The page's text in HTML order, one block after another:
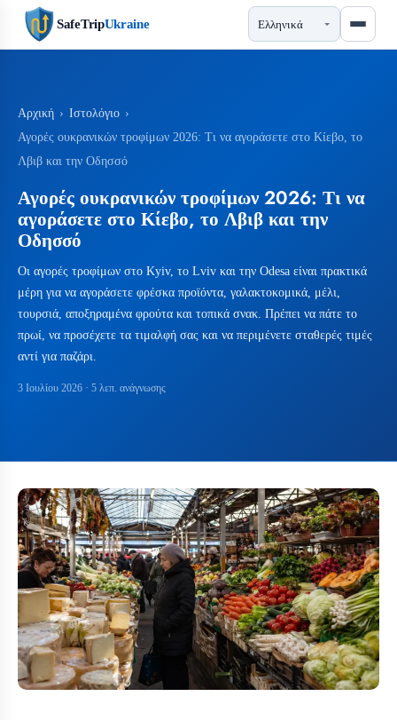
SafeTripUkraine
Αρχική › Ιστολόγιο ›
Αγορές ουκρανικών τροφίμων 2026: Τι να αγοράσετε στο Κίεβο, το
Λβιβ και την Οδησσό
Αγορές ουκρανικών τροφίμων 2026: Τι να
αγοράσετε στο Κίεβο, το Λβιβ και την
Οδησσό
Οι αγορές τροφίμων στο Kyiv, το Lviv και την Odesa είναι πρακτικά
μέρη για να αγοράσετε φρέσκα προϊόντα, γαλακτοκομικά, μέλι,
τουρσιά, αποξηραμένα φρούτα και τοπικά σνακ. Πρέπει να πάτε το
πρωί, να προσέχετε τα τιμαλφή σας και να περιμένετε σταθερές τιμές
αντί για παζάρι.
3 Ιουλίου 2026 · 5 λεπ. ανάγνωσης